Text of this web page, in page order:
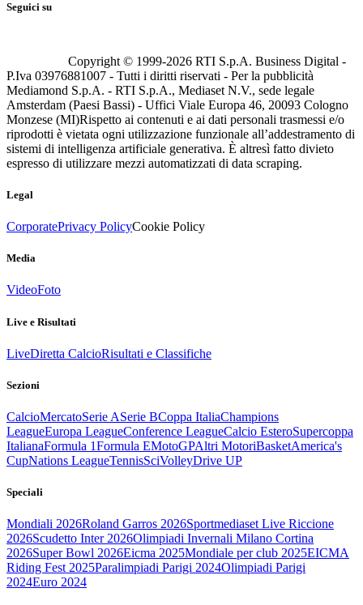
Seguici su
Copyright © 1999-2026 RTI S.p.A. Business Digital -
P.Iva 03976881007 - Tutti i diritti riservati - Per la pubblicità
Mediamond S.p.A. - RTI S.p.A., Mediaset N.V., sede legale
Amsterdam (Paesi Bassi) - Uffici Viale Europa 46, 20093 Cologno
Monzese (MI)Rispetto ai contenuti e ai dati personali trasmessi e/o
riprodotti è vietata ogni utilizzazione funzionale all’addestramento di
sistemi di intelligenza artificiale generativa. È altresì fatto divieto
espresso di utilizzare mezzi automatizzati di data scraping.
Legal
CorporatePrivacy PolicyCookie Policy
Media
VideoFoto
Live e Risultati
LiveDiretta CalcioRisultati e Classifiche
Sezioni
CalcioMercatoSerie ASerie BCoppa ItaliaChampions
LeagueEuropa LeagueConference LeagueCalcio EsteroSupercoppa
ItalianaFormula 1Formula EMotoGPAltri MotoriBasketAmerica's
CupNations LeagueTennisSciVolleyDrive UP
Speciali
Mondiali 2026Roland Garros 2026Sportmediaset Live Riccione
2026Scudetto Inter 2026Olimpiadi Invernali Milano Cortina
2026Super Bowl 2026Eicma 2025Mondiale per club 2025EICMA
Riding Fest 2025Paralimpiadi Parigi 2024Olimpiadi Parigi
2024Euro 2024